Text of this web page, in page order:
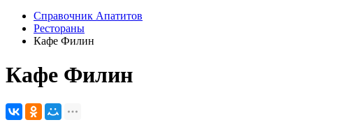
Справочник Апатитов
Рестораны
Кафе Филин
Кафе Филин